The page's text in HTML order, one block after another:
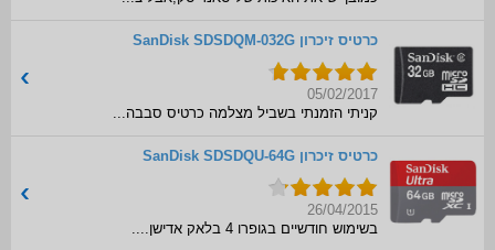
כרטיס זיכרון SanDisk SDSDQM-032G
05/02/2017
קניתי הזמנתי בשביל מצלמה כרטיס סבבה...
כרטיס זיכרון SanDisk SDSDQU-64G
26/04/2015
בשימוש חודשיים בגופרו 4 בלאק אדישן....